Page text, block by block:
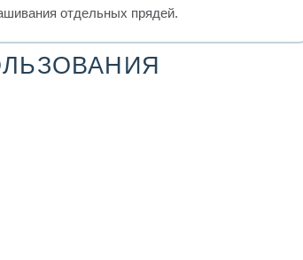
отдельных прядей.